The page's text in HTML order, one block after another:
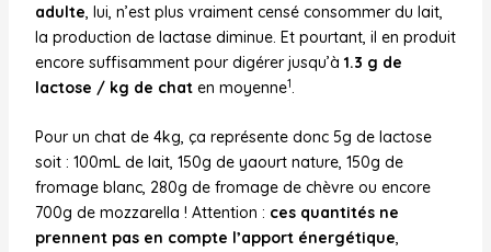
adulte, lui, n’est plus vraiment censé consommer du lait,
la production de lactase diminue. Et pourtant, il en produit
encore suffisamment pour digérer jusqu’à 1.3 g de
lactose / kg de chat en moyenne1.
Pour un chat de 4kg, ça représente donc 5g de lactose
soit : 100mL de lait, 150g de yaourt nature, 150g de
fromage blanc, 280g de fromage de chèvre ou encore
700g de mozzarella ! Attention : ces quantités ne
prennent pas en compte l’apport énergétique,